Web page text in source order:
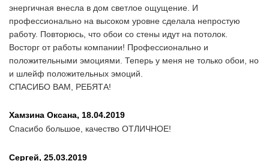
энергичная внесла в дом светлое ощущение. И
профессионально на высоком уровне сделала непростую
работу. Повторюсь, что обои со стены идут на потолок.
Восторг от работы компании! Профессионально и
положительными эмоциями. Теперь у меня не только обои, но
и шлейф положительных эмоций.
СПАСИБО ВАМ, РЕБЯТА!
Хамзина Оксана, 18.04.2019
Спасибо большое, качество ОТЛИЧНОЕ!
Сергей, 25.03.2019